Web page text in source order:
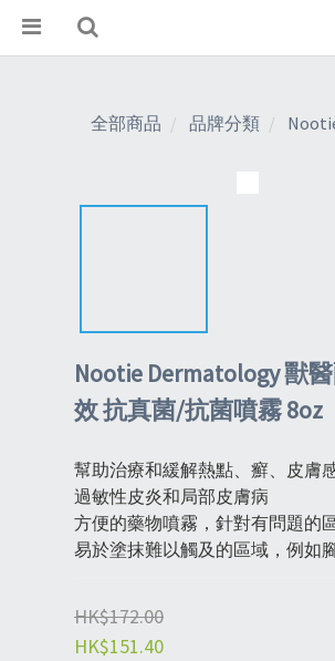
全部商品 品牌分類
Nootie Dermatology 獸
效 抗真菌/抗菌噴霧 8oz
幫助治療和緩解熱點、癬、皮膚
過敏性皮炎和局部皮膚病
方便的藥物噴霧，針對有問題的
易於塗抹難以觸及的區域，例如
HK$172.00
HK$151.40